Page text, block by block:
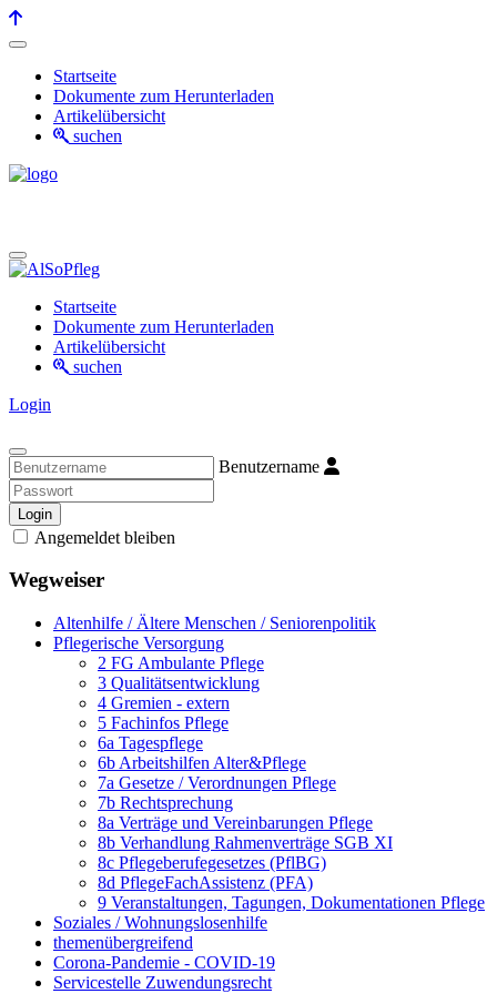
Startseite
Dokumente zum Herunterladen
Artikelübersicht
suchen
Startseite
Dokumente zum Herunterladen
Artikelübersicht
suchen
Login
Benutzername
Login
Angemeldet bleiben
Wegweiser
Altenhilfe / Ältere Menschen / Seniorenpolitik
Pflegerische Versorgung
2 FG Ambulante Pflege
3 Qualitätsentwicklung
4 Gremien - extern
5 Fachinfos Pflege
6a Tagespflege
6b Arbeitshilfen Alter&Pflege
7a Gesetze / Verordnungen Pflege
7b Rechtsprechung
8a Verträge und Vereinbarungen Pflege
8b Verhandlung Rahmenverträge SGB XI
8c Pflegeberufegesetzes (PflBG)
8d PflegeFachAssistenz (PFA)
9 Veranstaltungen, Tagungen, Dokumentationen Pflege
Soziales / Wohnungslosenhilfe
themenübergreifend
Corona-Pandemie - COVID-19
Servicestelle Zuwendungsrecht